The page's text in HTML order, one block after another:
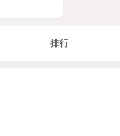
排行